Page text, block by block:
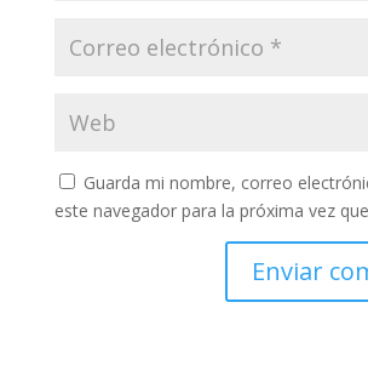
Guarda mi nombre, correo
este navegador para la próxima vez